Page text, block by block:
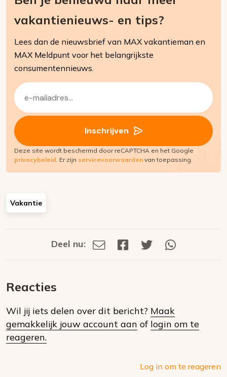
vakantienieuws- en tips?
Lees dan de nieuwsbrief van MAX vakantieman en
MAX Meldpunt voor het belangrijkste
consumentennieuws.
E-
mailadres
(Vereist)
Inschrijven
Deze site wordt beschermd door reCAPTCHA en het Google
privacybeleid. Er zijn servicevoorwaarden van toepassing.
Vakantie
Deel
social
Deel nu:
Deel
Deel
Deel
Reacties
Wil jij iets delen over dit bericht? Maak
gemakkelijk jouw account aan of login om te
reageren.
Log in om te reageren